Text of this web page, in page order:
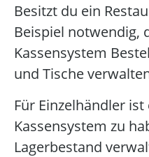
Besitzt du ein
Beispiel notwendig,
Kassensystem
und Tische
Für Einzelhändler
Kassensystem zu
Lagerbestand